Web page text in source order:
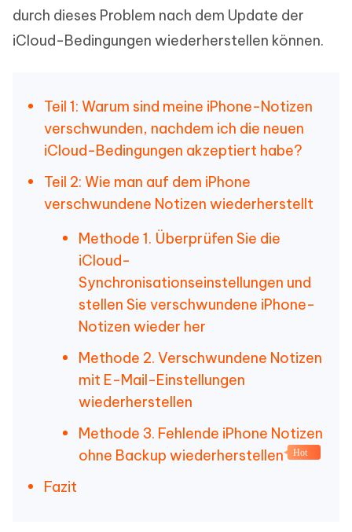
durch dieses Problem nach dem Update der
iCloud-Bedingungen wiederherstellen können.
Teil 1: Warum sind meine iPhone-Notizen
verschwunden, nachdem ich die neuen
iCloud-Bedingungen akzeptiert habe?
Teil 2: Wie man auf dem iPhone
verschwundene Notizen wiederherstellt
Methode 1. Überprüfen Sie die
iCloud-
Synchronisationseinstellungen und
stellen Sie verschwundene iPhone-
Notizen wieder her
Methode 2. Verschwundene Notizen
mit E-Mail-Einstellungen
wiederherstellen
Methode 3. Fehlende iPhone Notizen
ohne Backup wiederherstellen
Hot
Fazit